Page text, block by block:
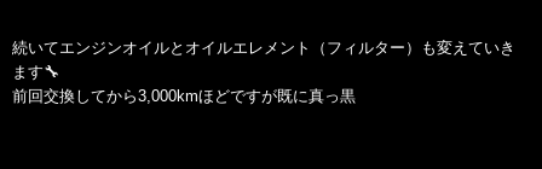
続いてエンジンオイルとオイルエレメント（フィルター）も変えていき
ます🔧
前回交換してから3,000kmほどですが既に真っ黒